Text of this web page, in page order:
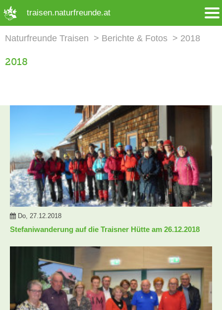
traisen.naturfreunde.at
Naturfreunde Traisen Berichte & Fotos 2018
2018
Do, 27.12.2018
Stefaniwanderung auf die Traisner Hütte am 26.12.2018